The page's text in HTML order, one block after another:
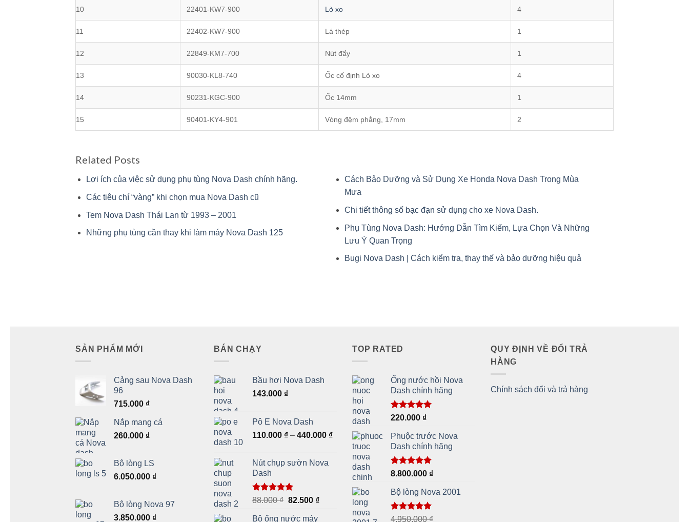
10 22401-KW7-900 Lò xo 4
11 22402-KW7-900 Lá thép 1
12 22849-KM7-700 Nút đẩy 1
13 90030-KL8-740 Ốc cố định Lò xo 4
14 90231-KGC-900 Ốc 14mm 1
15 90401-KY4-901 Vòng đệm phẳng, 17mm 2
Related Posts
Lợi ích của việc sử dụng phụ tùng Nova Dash chính hãng.
Các tiêu chí “vàng” khi chọn mua Nova Dash cũ
Tem Nova Dash Thái Lan từ 1993 – 2001
Những phụ tùng cần thay khi làm máy Nova Dash 125
Cách Bảo Dưỡng và Sử Dụng Xe Honda Nova Dash Trong Mùa
Mưa
Chi tiết thông số bạc đạn sử dụng cho xe Nova Dash.
Phụ Tùng Nova Dash: Hướng Dẫn Tìm Kiếm, Lựa Chọn Và Những
Lưu Ý Quan Trọng
Bugi Nova Dash | Cách kiểm tra, thay thế và bảo dưỡng hiệu quả
SẢN PHẨM MỚI
Cảng sau Nova Dash
96
715.000 ₫
Nắp mang cá
260.000 ₫
Bộ lòng LS
6.050.000 ₫
Bộ lòng Nova 97
3.850.000 ₫
BÁN CHẠY
Bầu hơi Nova Dash
143.000 ₫
Pô E Nova Dash
110.000 ₫ – 440.000 ₫Khoảng
110.000 ₫
440.000 ₫
Nút chụp sườn Nova
Dash
Được xếp
5 sao
88.000₫ Giá
82.500 ₫Giá
Bộ ống nước máy
TOP RATED
Ống nước hồi Nova
Dash chính hãng
Được xếp
5 sao
220.000 ₫
Phuộc trước Nova
Dash chính hãng
Được xếp
5 sao
8.800.000 ₫
Bộ lòng Nova 2001
Được xếp
4.950.000₫
QUY ĐỊNH VỀ ĐỔI TRẢ
HÀNG
Chính sách đổi và trả hàng